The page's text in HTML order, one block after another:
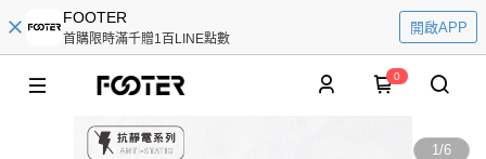
FOOTER
首購限時滿千贈1百LINE點數
開啟APP
0
1/6